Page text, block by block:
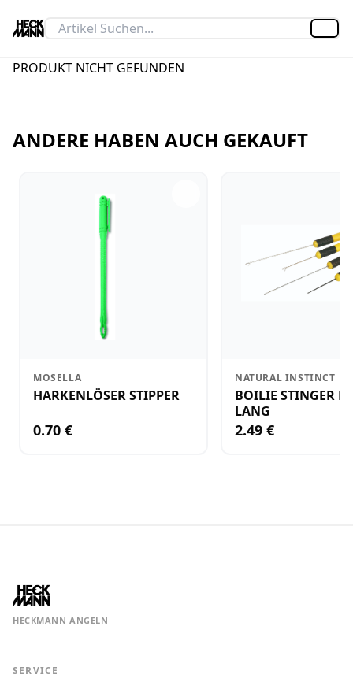
PRODUKT NICHT GEFUNDEN
ANDERE HABEN AUCH GEKAUFT
MOSELLA
HARKENLÖSER STIPPER
0.70 €
NATURAL INSTINCT
BOILIE STINGER
LANG
2.49 €
HECKMANN ANGELN
SERVICE